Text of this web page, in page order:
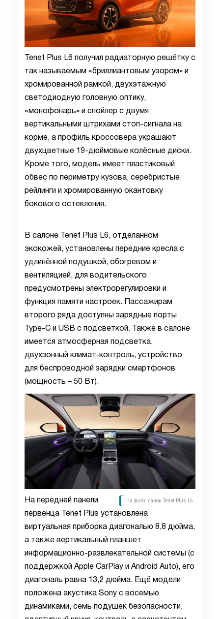
Tenet Plus L6 получил радиаторную решётку с
так называемым «бриллиантовым узором» и
хромированной рамкой, двухэтажную
светодиодную головную оптику,
«монофонарь» и спойлер с двумя
вертикальными штрихами стоп-сигнала на
корме, а профиль кроссовера украшают
двухцветные 19-дюймовые колёсные диски.
Кроме того, модель имеет пластиковый
обвес по периметру кузова, серебристые
рейлинги и хромированную окантовку
бокового остекления.
В салоне Tenet Plus L6, отделанном
экокожей, установлены передние кресла с
удлинённой подушкой, обогревом и
вентиляцией, для водительского
предусмотрены электрорегулировки и
функция памяти настроек. Пассажирам
второго ряда доступны зарядные порты
Type-C и USB с подсветкой. Также в салоне
имеется атмосферная подсветка,
двухзонный климат-контроль, устройство
для беспроводной зарядки смартфонов
(мощность – 50 Вт).
На фото: салон Tenet Plus L6
На передней панели
первенца Tenet Plus установлена
виртуальная приборка диагональю 8,8 дюйма,
а также вертикальный планшет
информационно-развлекательной системы (с
поддержкой Apple CarPlay и Android Auto), его
диагональ равна 13,2 дюйма. Ещё модели
положена акустика Sony с восемью
динамиками, семь подушек безопасности,